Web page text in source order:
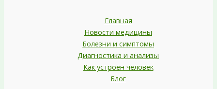
Главная
Новости медицины
Болезни и симптомы
Диагностика и анализы
Как устроен человек
Блог